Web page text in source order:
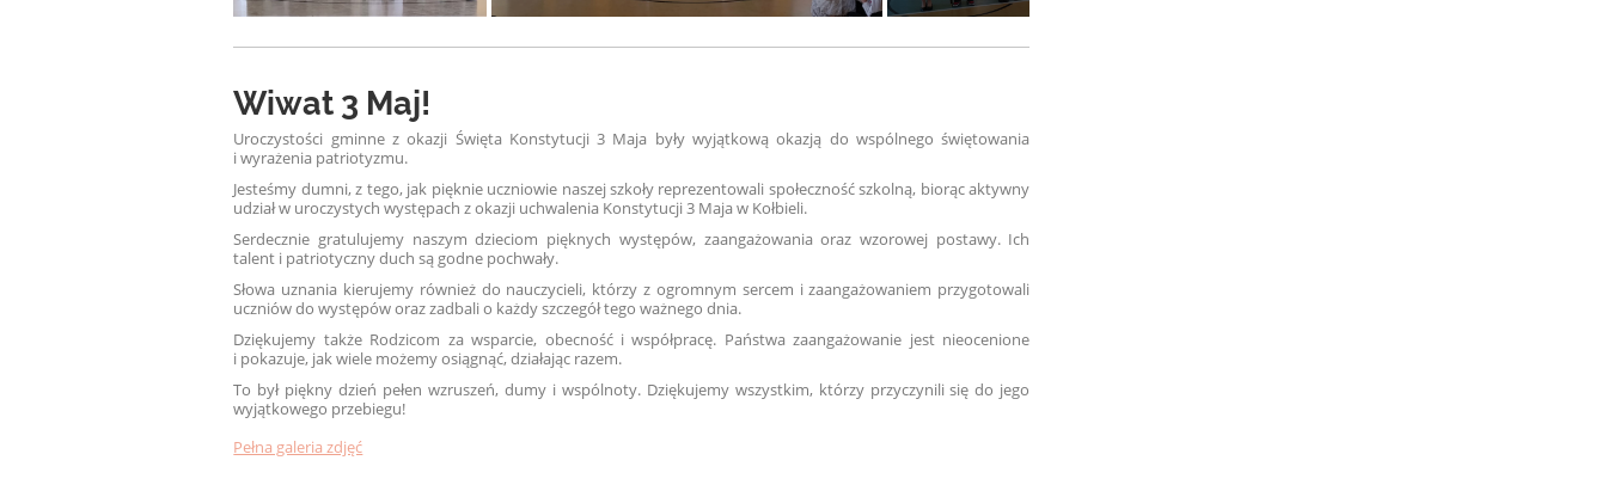
Wiwat 3 Maj!
Uroczystości gminne z okazji Święta Konstytucji 3 Maja były wyjątkową okazją do wspólnego świętowania
i wyrażenia patriotyzmu.
Jesteśmy dumni, z tego, jak pięknie uczniowie naszej szkoły reprezentowali społeczność szkolną, biorąc aktywny
udział w uroczystych występach z okazji uchwalenia Konstytucji 3 Maja w Kołbieli.
Serdecznie gratulujemy naszym dzieciom pięknych występów, zaangażowania oraz wzorowej postawy. Ich
talent i patriotyczny duch są godne pochwały.
Słowa uznania kierujemy również do nauczycieli, którzy z ogromnym sercem i zaangażowaniem przygotowali
uczniów do występów oraz zadbali o każdy szczegół tego ważnego dnia.
Dziękujemy także Rodzicom za wsparcie, obecność i współpracę. Państwa zaangażowanie jest nieocenione
i pokazuje, jak wiele możemy osiągnąć, działając razem.
To był piękny dzień pełen wzruszeń, dumy i wspólnoty. Dziękujemy wszystkim, którzy przyczynili się do jego
wyjątkowego przebiegu!
Pełna galeria zdjęć